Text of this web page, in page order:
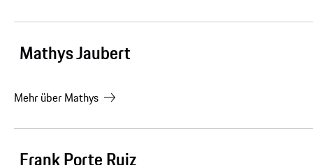
Mathys Jaubert
Mehr über Mathys
Frank Porte Ruiz